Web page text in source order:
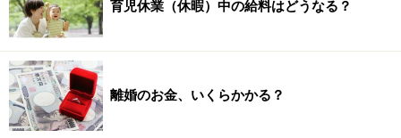
育児休業（休暇）中の給料はどうなる？
離婚のお金、いくらかかる？